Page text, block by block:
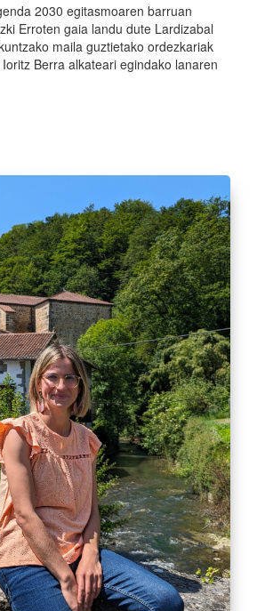
2030 egitasmoaren barruan
Erroten gaia landu dute Lardizabal
maila guztietako ordezkariak
Berra alkateari egindako lanaren